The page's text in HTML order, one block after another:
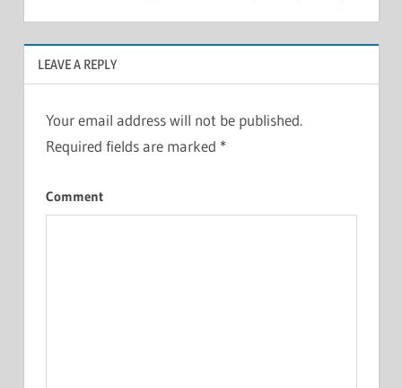
LEAVE A REPLY
Your email address will not be published.
Required fields are marked *
Comment